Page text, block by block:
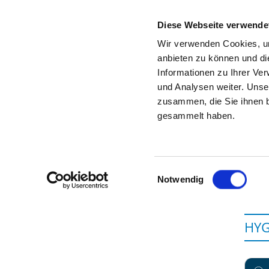
Diese Webseite
Wir verwenden Cookies,
anbieten zu können und
Informationen zu Ihrer
und Analysen weiter.
zusammen, die Sie ihnen
gesammelt haben.
Einwilligungsauswahl
Notwendig
Zur Krankenhaus-Startseite